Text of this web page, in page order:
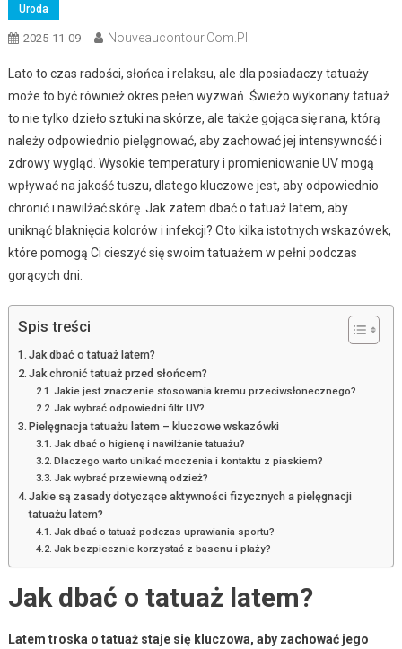
Uroda
2025-11-09 Nouveaucontour.com.pl
Lato to czas radości, słońca i relaksu, ale dla posiadaczy tatuaży
może to być również okres pełen wyzwań. Świeżo wykonany tatuaż
to nie tylko dzieło sztuki na skórze, ale także gojąca się rana, którą
należy odpowiednio pielęgnować, aby zachować jej intensywność i
zdrowy wygląd. Wysokie temperatury i promieniowanie UV mogą
wpływać na jakość tuszu, dlatego kluczowe jest, aby odpowiednio
chronić i nawilżać skórę. Jak zatem dbać o tatuaż latem, aby
uniknąć blaknięcia kolorów i infekcji? Oto kilka istotnych wskazówek,
które pomogą Ci cieszyć się swoim tatuażem w pełni podczas
gorących dni.
Spis treści
Jak dbać o tatuaż latem?
Jak chronić tatuaż przed słońcem?
Jakie jest znaczenie stosowania kremu przeciwsłonecznego?
Jak wybrać odpowiedni filtr UV?
Pielęgnacja tatuażu latem – kluczowe wskazówki
Jak dbać o higienę i nawilżanie tatuażu?
Dlaczego warto unikać moczenia i kontaktu z piaskiem?
Jak wybrać przewiewną odzież?
Jakie są zasady dotyczące aktywności fizycznych a pielęgnacji
tatuażu latem?
Jak dbać o tatuaż podczas uprawiania sportu?
Jak bezpiecznie korzystać z basenu i plaży?
Jak dbać o tatuaż latem?
Latem troska o tatuaż staje się kluczowa, aby zachować jego